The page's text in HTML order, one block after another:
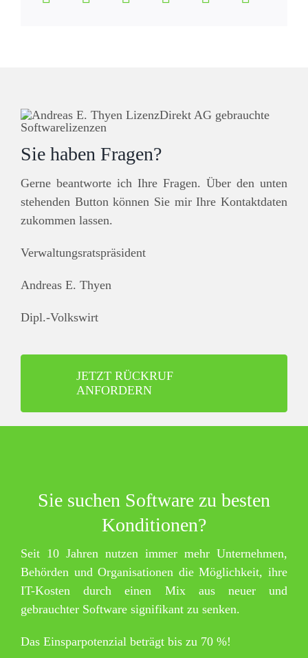
Sie haben Fragen?
Gerne beantworte ich Ihre Fragen. Über den unten
stehenden Button können Sie mir Ihre Kontaktdaten
zukommen lassen.
Verwaltungsratspräsident
Andreas E. Thyen
Dipl.-Volkswirt
JETZT RÜCKRUF
ANFORDERN
Sie suchen Software zu besten
Konditionen?
Seit 10 Jahren nutzen immer mehr Unternehmen,
Behörden und Organisationen die Möglichkeit, ihre
IT-Kosten durch einen Mix aus neuer und
gebrauchter Software signifikant zu senken.
Das Einsparpotenzial beträgt bis zu 70 %!